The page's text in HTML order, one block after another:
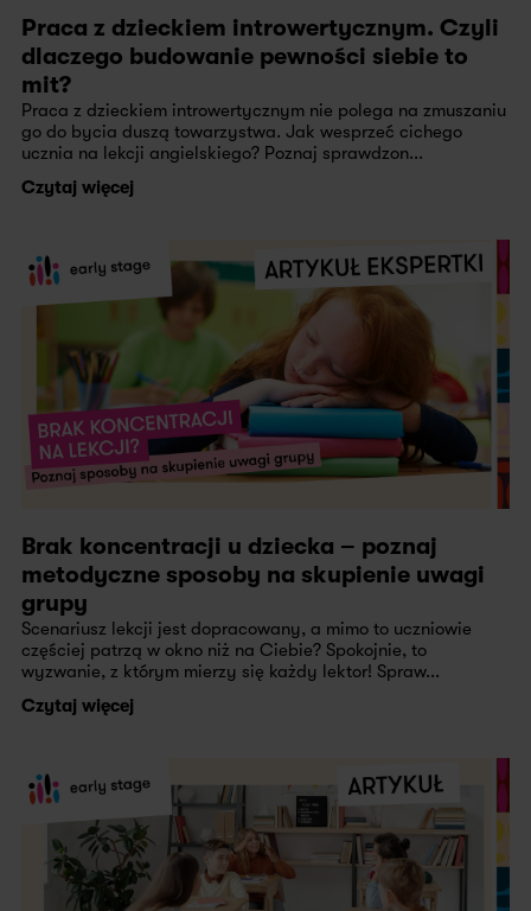
Praca z dzieckiem introwertycznym. Czyli
dlaczego budowanie pewności siebie to
mit?
Praca z dzieckiem introwertycznym nie polega na zmuszaniu
go do bycia duszą towarzystwa. Jak wesprzeć cichego
ucznia na lekcji angielskiego? Poznaj sprawdzon...
Czytaj więcej
Brak koncentracji u dziecka – poznaj
metodyczne sposoby na skupienie uwagi
grupy
Scenariusz lekcji jest dopracowany, a mimo to uczniowie
częściej patrzą w okno niż na Ciebie? Spokojnie, to
wyzwanie, z którym mierzy się każdy lektor! Spraw...
Czytaj więcej